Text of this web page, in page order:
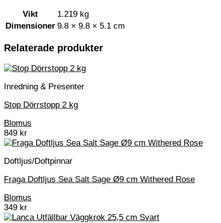
Vikt
1.219 kg
Dimensioner 9.8 × 9.8 × 5.1 cm
Relaterade produkter
Inredning & Presenter
Stop Dörrstopp 2 kg
Blomus
849 kr
Doftljus/Doftpinnar
Fraga Doftljus Sea Salt Sage Ø9 cm Withered Rose
Blomus
349 kr